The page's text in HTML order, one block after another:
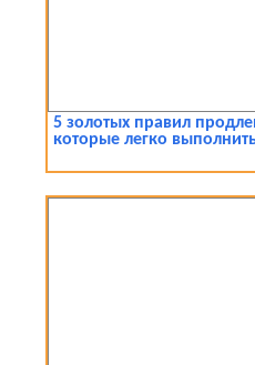
5 золотых правил
которые легко